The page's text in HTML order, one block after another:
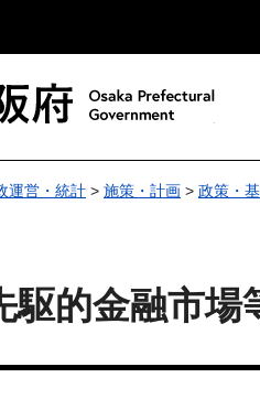
運営・統計 > 施策・計画 > 政策・
駆的金融市